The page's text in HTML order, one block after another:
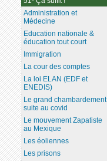
Administration et
Médecine
Education nationale &
éducation tout court
Immigration
La cour des comptes
La loi ELAN (EDF et
ENEDIS)
Le grand chambardement
suite au covid
Le mouvement Zapatiste
au Mexique
Les éoliennes
Les prisons